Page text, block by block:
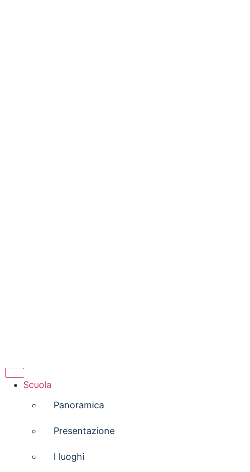
Scuola
Panoramica
Presentazione
I luoghi